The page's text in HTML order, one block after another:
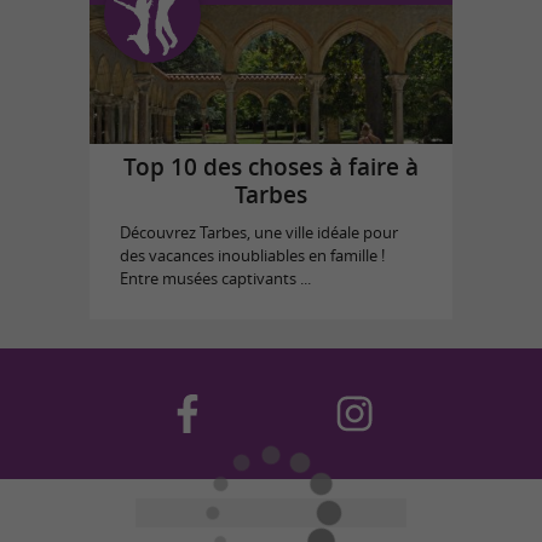
Top 10 des choses à faire à
Tarbes
Découvrez Tarbes, une ville idéale pour
des vacances inoubliables en famille !
Entre musées captivants ...